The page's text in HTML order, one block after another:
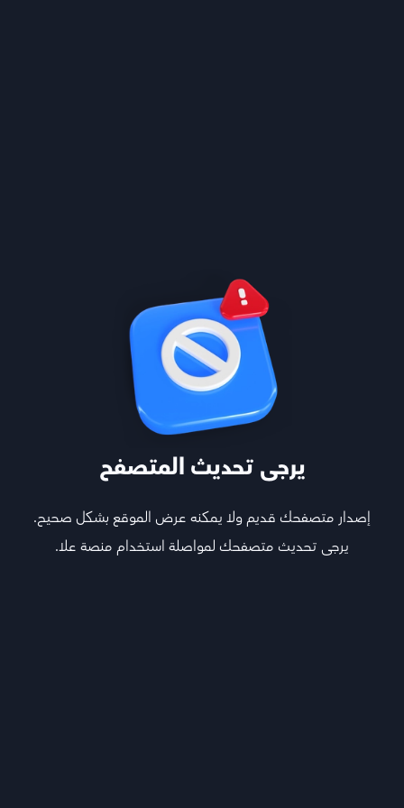
يرجى تحديث المتصفح
إصدار متصفحك قديم ولا يمكنه عرض الموقع بشكل صحيح.
يرجى تحديث متصفحك لمواصلة استخدام منصة علا.